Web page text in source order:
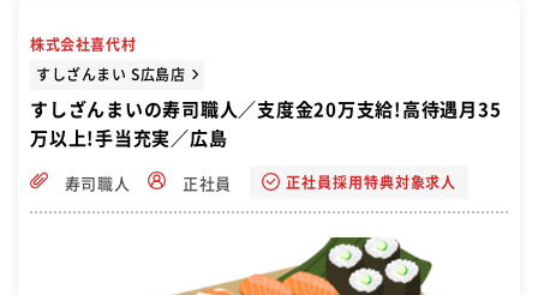
株式会社喜代村
すしざんまい S広島店
すしざんまいの寿司職人／支度金20万支給!高待遇月35
万以上!手当充実／広島
寿司職人 正社員 正社員採用特典対象求人